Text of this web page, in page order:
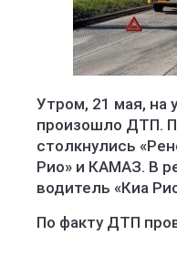
Утром, 21 мая, на
произошло ДТП.
столкнулись
Рио» и КАМАЗ. В
водитель «Киа
По факту ДТП